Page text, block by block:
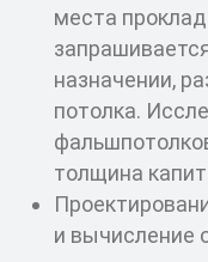
места
назначении,
потолка.
толщина
и вычисление